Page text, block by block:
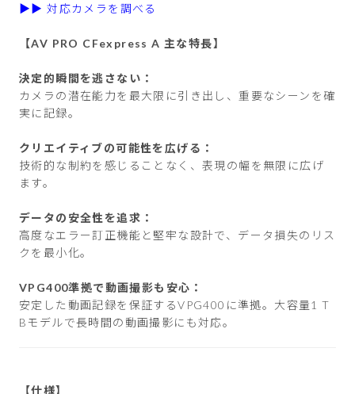
▶︎▶︎ 対応カメラを調べる
【AV PRO CFexpress A 主な特長】
決定的瞬間を逃さない：
カメラの潜在能力を最大限に引き出し、重要なシーンを確
実に記録。
クリエイティブの可能性を広げる：
技術的な制約を感じることなく、表現の幅を無限に広げ
ます。
データの安全性を追求：
高度なエラー訂正機能と堅牢な設計で、データ損失のリス
クを最小化。
VPG400準拠で動画撮影も安心：
安定した動画記録を保証するVPG400に準拠。大容量1 T
Bモデルで長時間の動画撮影にも対応。
【仕様】